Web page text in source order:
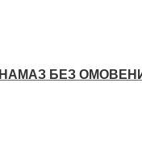
НАМАЗ БЕЗ